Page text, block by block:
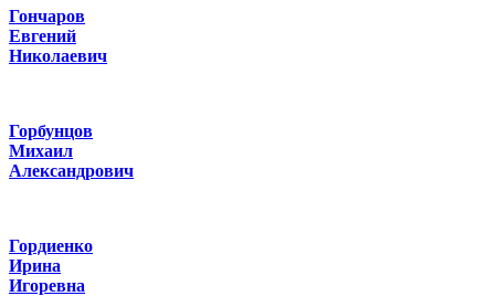
Гончаров
Евгений
Николаевич
Горбунцов
Михаил
Александрович
Гордиенко
Ирина
Игоревна